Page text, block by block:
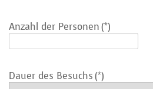
Anzahl der Personen(*)
Dauer des Besuchs(*)